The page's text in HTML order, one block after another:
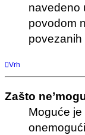
navedeno
povodom
povezanih
Vrh
Zašto
Moguće